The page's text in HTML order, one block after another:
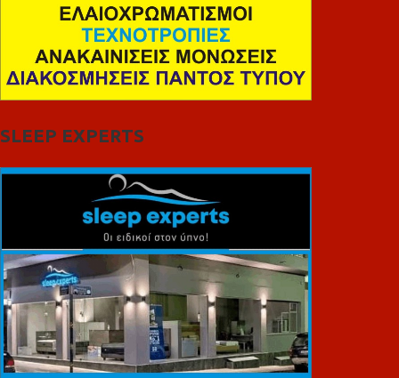
SLEEP EXPERTS